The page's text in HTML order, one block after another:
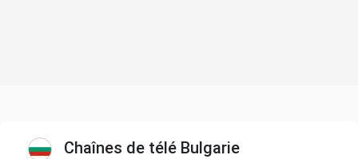
Chaînes de télé Bulgarie